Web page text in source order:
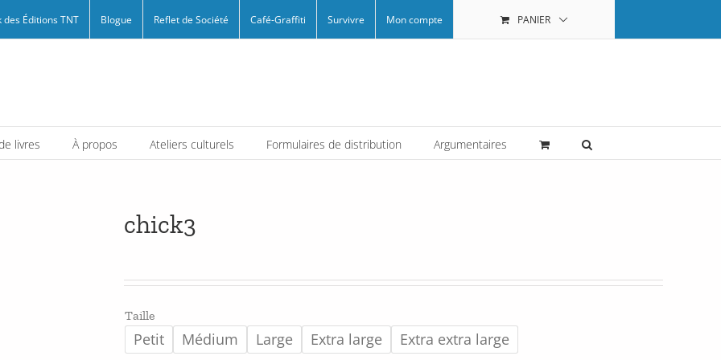
des Éditions TNT Blogue Reflet de Société Café-Graffiti Survivre Mon compte PANIER
livres À propos Ateliers culturels Formulaires de distribution Argumentaires
chick3
Taille
Petit Médium Large Extra large Extra extra large